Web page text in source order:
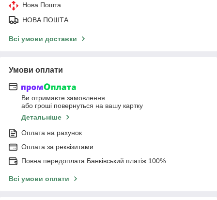
Нова Пошта
НОВА ПОШТА
Всі умови доставки
Умови оплати
Ви отримаєте замовлення
або гроші повернуться на вашу картку
Детальніше
Оплата на рахунок
Оплата за реквізитами
Повна передоплата Банківський платіж 100%
Всі умови оплати